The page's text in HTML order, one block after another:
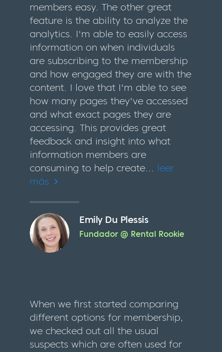
members easy. The other great
feature is the ability to analyze the
analytics. I'm able to easily access
information on when individuals
are subscribing to the membership
and how engaged they are with the
content. I love that I'm able to see
how many pages they've accessed
and what exact pages they are
accessing. This provides great
feedback and insight into what
information members are
consuming to help create... leer
más
Emily Du Plessis
Fundador @ Rental Rookie
When we first started comparing
different options for membership,
we checked out all the usual
suspects which are often used for